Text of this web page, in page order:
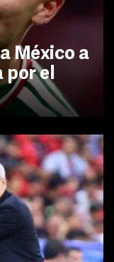
México a
por el